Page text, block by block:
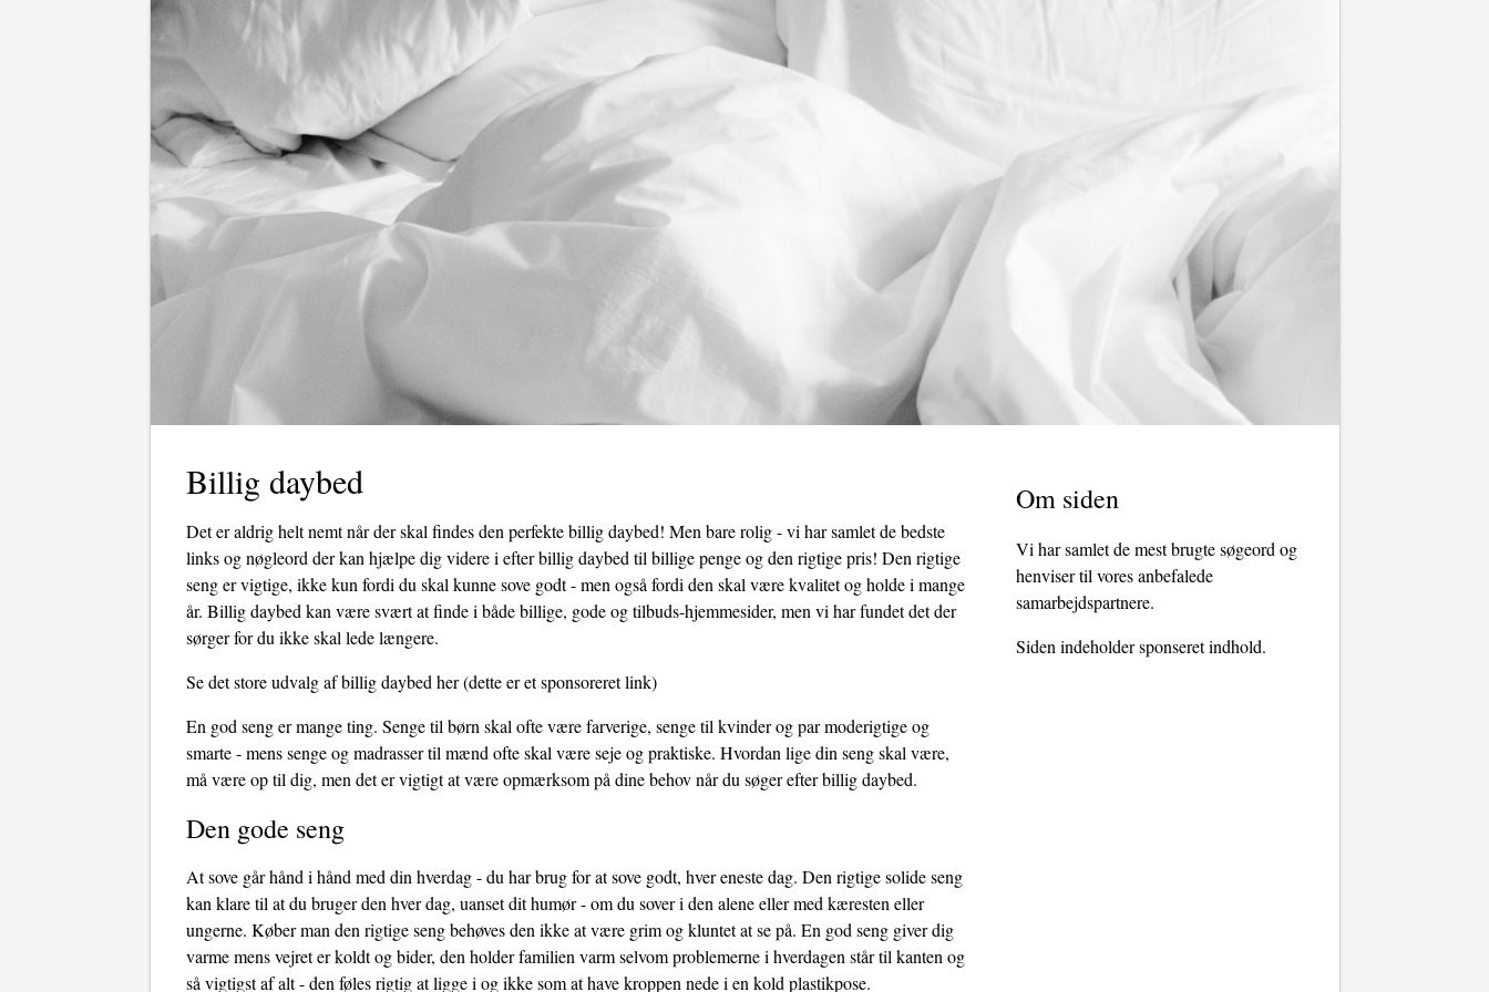
Billig daybed
Det er aldrig helt nemt når der skal findes den perfekte billig daybed! Men bare rolig - vi har samlet de bedste
links og nøgleord der kan hjælpe dig videre i efter billig daybed til billige penge og den rigtige pris! Den rigtige
seng er vigtige, ikke kun fordi du skal kunne sove godt - men også fordi den skal være kvalitet og holde i mange
år. Billig daybed kan være svært at finde i både billige, gode og tilbuds-hjemmesider, men vi har fundet det der
sørger for du ikke skal lede længere.
Se det store udvalg af billig daybed her(dette er et sponsoreret link)
En god seng er mange ting. Senge til børn skal ofte være farverige, senge til kvinder og par moderigtige og
smarte - mens senge og madrasser til mænd ofte skal være seje og praktiske. Hvordan lige din seng skal være,
må være op til dig, men det er vigtigt at være opmærksom på dine behov når du søger efter billig daybed.
Den gode seng
At sove går hånd i hånd med din hverdag - du har brug for at sove godt, hver eneste dag. Den rigtige solide seng
kan klare til at du bruger den hver dag, uanset dit humør - om du sover i den alene eller med kæresten eller
ungerne. Køber man den rigtige seng behøves den ikke at være grim og kluntet at se på. En god seng giver dig
varme mens vejret er koldt og bider, den holder familien varm selvom problemerne i hverdagen står til kanten og
så vigtigst af alt - den føles rigtig at ligge i og ikke som at have kroppen nede i en kold plastikpose.
Om siden
Vi har samlet de mest brugte søgeord og
henviser til vores anbefalede
samarbejdspartnere.
Siden indeholder sponseret indhold.